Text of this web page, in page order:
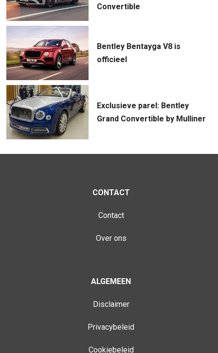
Convertible
Bentley Bentayga V8 is
officieel
Exclusieve parel: Bentley
Grand Convertible by Mulliner
CONTACT
Contact
Over ons
ALGEMEEN
Disclaimer
Privacybeleid
Cookiebeleid